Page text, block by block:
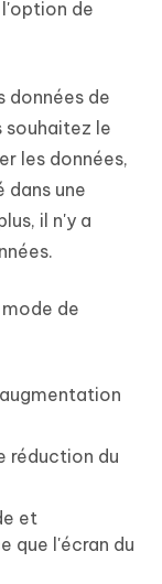
l'option de
données de
souhaitez le
les données,
dans une
il n'y a
de
réduction du
et
que l'écran du